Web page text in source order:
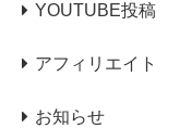
YOUTUBE投稿
アフィリエイト
お知らせ